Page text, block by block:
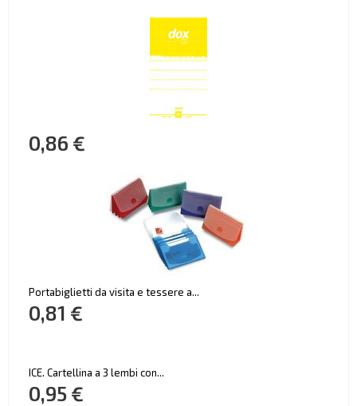
0,86 €
Portabiglietti da visita e tessere a...
0,81 €
ICE. Cartellina a 3 lembi con...
0,95 €